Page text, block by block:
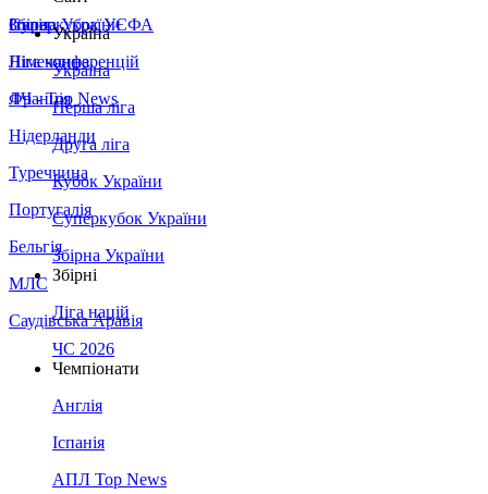
Збірна України
Італія
Німеччина
Франція
Нідерланди
Туреччина
Португалія
Бельгія
МЛС
Саудівська Аравія
Суперкубок УЄФА
Ліга конференцій
ЛЧ - Top News
Україна
Україна
Перша ліга
Друга ліга
Кубок України
Суперкубок України
Збірна України
Збірні
Ліга націй
ЧС 2026
Чемпіонати
Англія
Іспанія
АПЛ Top News